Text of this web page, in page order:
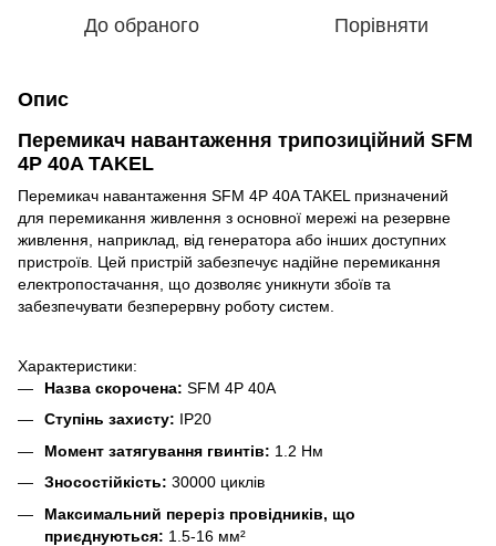
До обраного Порівняти
Опис
Перемикач навантаження трипозиційний SFM
4P 40A TAKEL
Перемикач навантаження SFM 4P 40A TAKEL призначений
для перемикання живлення з основної мережі на резервне
живлення, наприклад, від генератора або інших доступних
пристроїв. Цей пристрій забезпечує надійне перемикання
електропостачання, що дозволяє уникнути збоїв та
забезпечувати безперервну роботу систем.
Характеристики:
Назва скорочена: SFM 4P 40A
Ступінь захисту: IP20
Момент затягування гвинтів: 1.2 Нм
Зносостійкість: 30000 циклів
Максимальний переріз провідників, що
приєднуються: 1.5-16 мм²